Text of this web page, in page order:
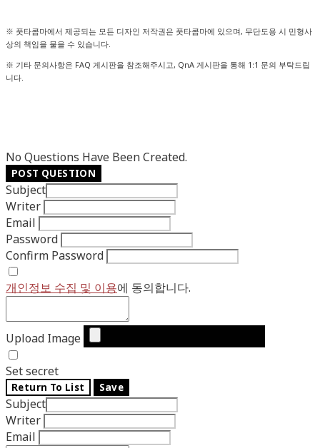
※ 풋타콤마에서 제공되는 모든 디자인 저작권은 풋타콤마에 있으며, 무단도용 시 민형사
상의 책임을 물을 수 있습니다.
※ 기타 문의사항은 FAQ 게시판을 참조해주시고, QnA 게시판을 통해 1:1 문의 부탁드립
니다.
No Questions Have Been Created.
POST QUESTION
Subject
Writer
Email
Password
Confirm Password
개인정보 수집 및 이용에 동의합니다.
Upload Image
Set secret
Return To List Save
Subject
Writer
Email